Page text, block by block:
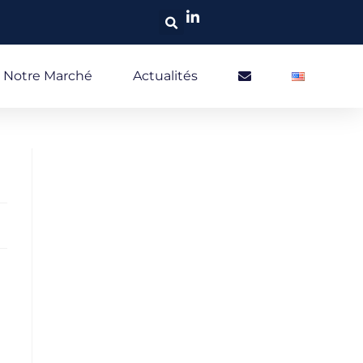
Notre Marché Actualités